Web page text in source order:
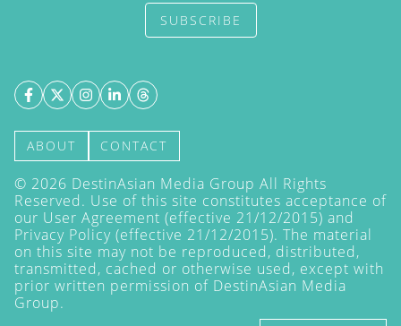
SUBSCRIBE
ABOUT CONTACT
© 2026 DestinAsian Media Group All Rights
Reserved. Use of this site constitutes acceptance of
our User Agreement (effective 21/12/2015) and
Privacy Policy (effective 21/12/2015). The material
on this site may not be reproduced, distributed,
transmitted, cached or otherwise used, except with
prior written permission of DestinAsian Media
Group.